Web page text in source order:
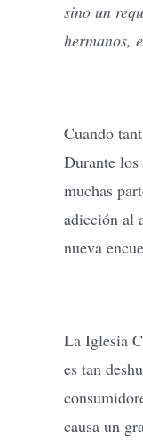
sino un
hermanos,
Cuando
Durante los
muchas
adicción al
nueva
La Iglesia
es tan
causa un